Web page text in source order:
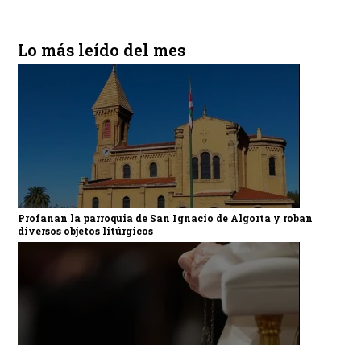
Lo más leído del mes
Profanan la parroquia de San Ignacio de Algorta y roban
diversos objetos litúrgicos